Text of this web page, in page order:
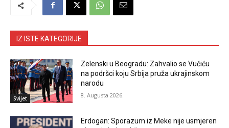
IZ ISTE KATEGORIJE
Svijet
Zelenski u Beogradu: Zahvalio se Vučiću
na podršci koju Srbija pruža ukrajinskom
narodu
8. Augusta 2026.
Erdogan: Sporazum iz Meke nije usmjeren